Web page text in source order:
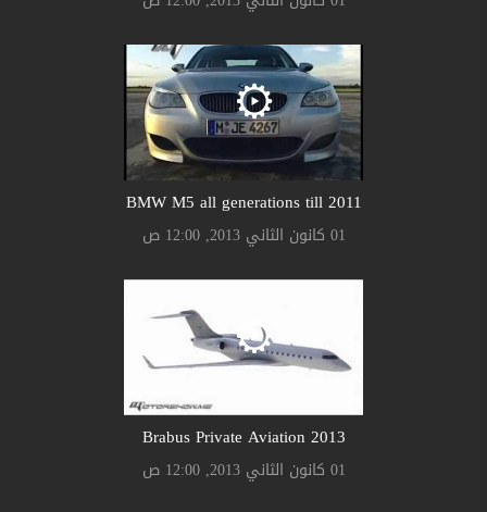
BMW M5 all generations till 2011
01 كانون الثاني 2013, 12:00 ص
Brabus Private Aviation 2013
01 كانون الثاني 2013, 12:00 ص